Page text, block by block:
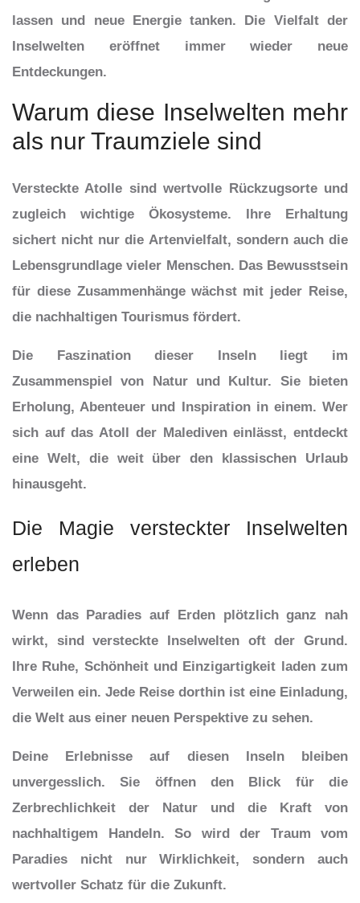
lassen und neue Energie tanken. Die Vielfalt der
Inselwelten eröffnet immer wieder neue
Entdeckungen.
Warum diese Inselwelten mehr
als nur Traumziele sind
Versteckte Atolle sind wertvolle Rückzugsorte und
zugleich wichtige Ökosysteme. Ihre Erhaltung
sichert nicht nur die Artenvielfalt, sondern auch die
Lebensgrundlage vieler Menschen. Das Bewusstsein
für diese Zusammenhänge wächst mit jeder Reise,
die nachhaltigen Tourismus fördert.
Die Faszination dieser Inseln liegt im
Zusammenspiel von Natur und Kultur. Sie bieten
Erholung, Abenteuer und Inspiration in einem. Wer
sich auf das Atoll der Malediven einlässt, entdeckt
eine Welt, die weit über den klassischen Urlaub
hinausgeht.
Die Magie versteckter Inselwelten
erleben
Wenn das Paradies auf Erden plötzlich ganz nah
wirkt, sind versteckte Inselwelten oft der Grund.
Ihre Ruhe, Schönheit und Einzigartigkeit laden zum
Verweilen ein. Jede Reise dorthin ist eine Einladung,
die Welt aus einer neuen Perspektive zu sehen.
Deine Erlebnisse auf diesen Inseln bleiben
unvergesslich. Sie öffnen den Blick für die
Zerbrechlichkeit der Natur und die Kraft von
nachhaltigem Handeln. So wird der Traum vom
Paradies nicht nur Wirklichkeit, sondern auch
wertvoller Schatz für die Zukunft.